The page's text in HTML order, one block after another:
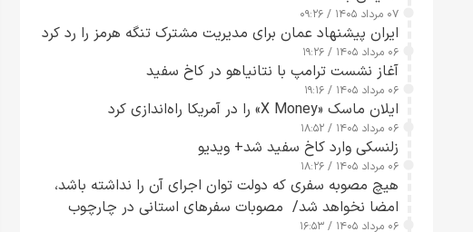
۰۷ مرداد ۱۴۰۵ / ۰۹:۲۶
ایران پیشنهاد عمان برای مدیریت مشترک تنگه هرمز را رد کرد
۰۶ مرداد ۱۴۰۵ / ۱۹:۲۶
آغاز نشست ترامپ با نتانیاهو در کاخ سفید
۰۶ مرداد ۱۴۰۵ / ۱۹:۱۶
ایلان ماسک «X Money» را در آمریکا راه‌اندازی کرد
۰۶ مرداد ۱۴۰۵ / ۱۸:۵۲
زلنسکی وارد کاخ سفید شد+ ویدیو
۰۶ مرداد ۱۴۰۵ / ۱۸:۲۶
هیچ مصوبه سفری که دولت توان اجرای آن را نداشته باشد،
امضا نخواهد شد/ مصوبات سفرهای استانی در چارچوب
۰۶ مرداد ۱۴۰۵ / ۱۶:۵۳